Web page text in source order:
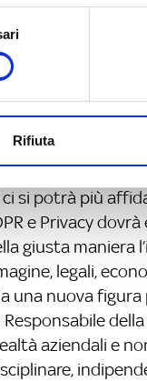
Rifiuta
redazione del
programmatico
e la
se non
il
si potrà più
e Privacy
giusta maniera
legali,
una nuova
aziendali e